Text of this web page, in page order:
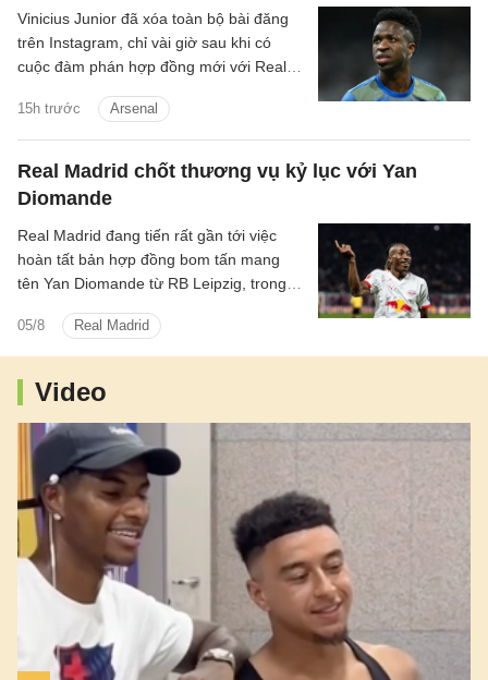
15h trước Arsenal
Vinicius Junior đã xóa toàn bộ bài đăng
trên Instagram, chỉ vài giờ sau khi có
cuộc đàm phán hợp đồng mới với Real
Real Madrid chốt thương vụ kỷ lục với Yan
Diomande
05/8 Real Madrid
Real Madrid đang tiến rất gần tới việc
hoàn tất bản hợp đồng bom tấn mang
tên Yan Diomande từ RB Leipzig, trong
chuyển nhượng của cả hai đội bóng.
Video